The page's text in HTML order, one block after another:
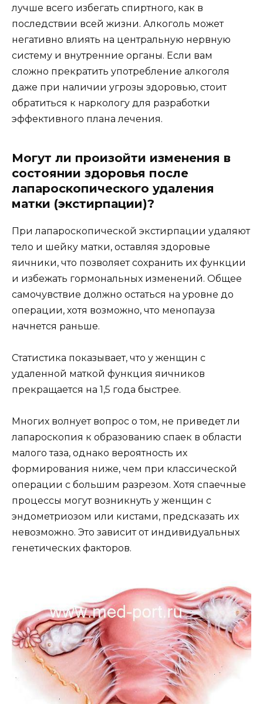
лучше всего избегать спиртного, как в
последствии всей жизни. Алкоголь может
негативно влиять на центральную нервную
систему и внутренние органы. Если вам
сложно прекратить употребление алкоголя
даже при наличии угрозы здоровью, стоит
обратиться к наркологу для разработки
эффективного плана лечения.
Могут ли произойти изменения в
состоянии здоровья после
лапароскопического удаления
матки (экстирпации)?
При лапароскопической экстирпации удаляют
тело и шейку матки, оставляя здоровые
яичники, что позволяет сохранить их функции
и избежать гормональных изменений. Общее
самочувствие должно остаться на уровне до
операции, хотя возможно, что менопауза
начнется раньше.
Статистика показывает, что у женщин с
удаленной маткой функция яичников
прекращается на 1,5 года быстрее.
Многих волнует вопрос о том, не приведет ли
лапароскопия к образованию спаек в области
малого таза, однако вероятность их
формирования ниже, чем при классической
операции с большим разрезом. Хотя спаечные
процессы могут возникнуть у женщин с
эндометриозом или кистами, предсказать их
невозможно. Это зависит от индивидуальных
генетических факторов.